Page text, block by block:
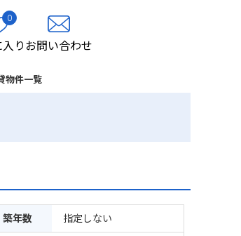
0
りお問い合わせ
物件一覧
築年数
指定しない